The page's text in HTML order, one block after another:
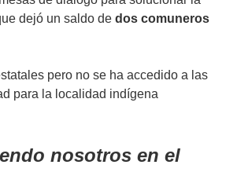
dejó un saldo de dos comuneros
pero no se ha accedido a las
para la localidad indígena
nosotros en el